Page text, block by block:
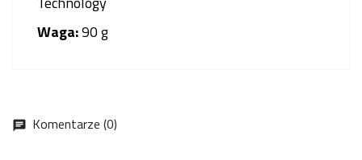
Waga:90 g
chat Komentarze (0)